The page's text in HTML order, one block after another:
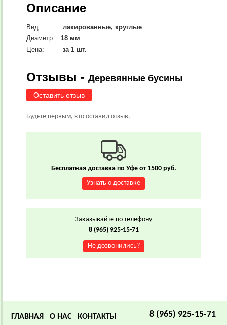
Описание
Вид:
лакированные, круглые
Диаметр:
18 мм
Цена:
за 1 шт.
Отзывы - Деревянные бусины
Оставить отзыв
Будьте первым, кто оставил отзыв.
Бесплатная доставка по Уфе от 1500 руб.
Узнать о доставке
Заказывайте по телефону
8 (965) 925-15-71
Не дозвонились?
8 (965) 925-15-71
ГЛАВНАЯ О НАС КОНТАКТЫ